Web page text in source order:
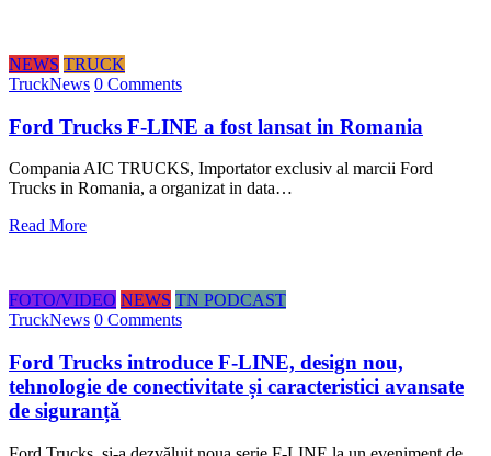
NEWS TRUCK
TruckNews 0 Comments
Ford Trucks F-LINE a fost lansat in Romania
Compania AIC TRUCKS, Importator exclusiv al marcii Ford
Trucks in Romania, a organizat in data…
Read More
FOTO/VIDEO NEWS TN PODCAST
TruckNews 0 Comments
Ford Trucks introduce F-LINE, design nou,
tehnologie de conectivitate și caracteristici avansate
de siguranță